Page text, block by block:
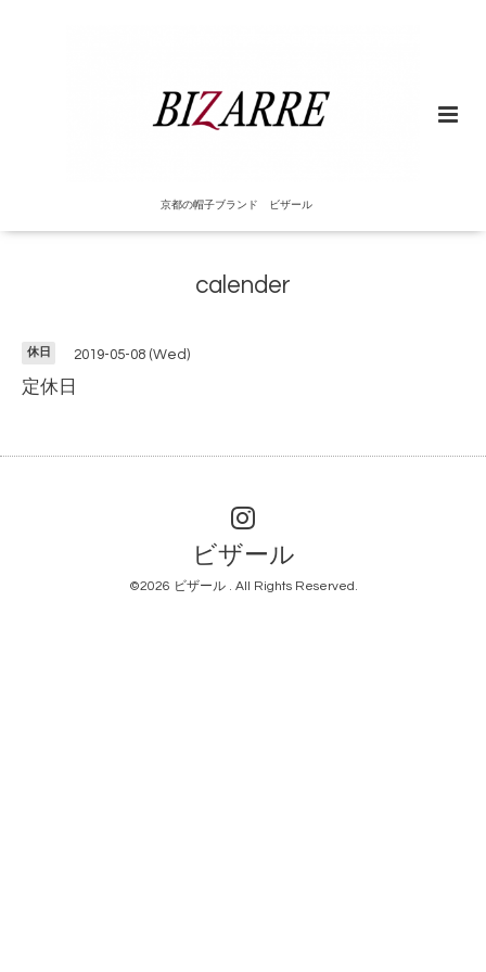
京都の帽子ブランド ビザール
calender
休日 2019-05-08 (Wed)
定休日
ビザール
©2026 ビザール . All Rights Reserved.